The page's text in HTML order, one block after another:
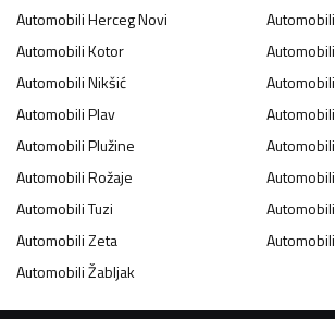
AutomobiliHerceg Novi Automobili
AutomobiliKotor Automobili
AutomobiliNikšić Automobili
AutomobiliPlav Automobili
AutomobiliPlužine Automobili
AutomobiliRožaje Automobili
AutomobiliTuzi Automobili
AutomobiliZeta Automobili
AutomobiliŽabljak